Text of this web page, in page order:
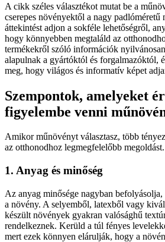
A cikk széles választékot mutat be a
cserepes növényektől a nagy
áttekintést adjon a sokféle lehetőségről,
hogy könnyebben megtaláld az
termékekről szóló információk
alapulnak a gyártóktól és forgalmazóktól,
meg, hogy világos és informatív képet
Szempontok, amelyeket
figyelembe venni
Amikor műnövényt választasz, több
az otthonodhoz legmegfelelőbb megoldást.
1. Anyag és minőség
Az anyag minősége nagyban
a növény. A selyemből, latexből vagy
készült növények gyakran valósághű
rendelkeznek. Kerüld a túl fényes
mert ezek könnyen elárulják, hogy a